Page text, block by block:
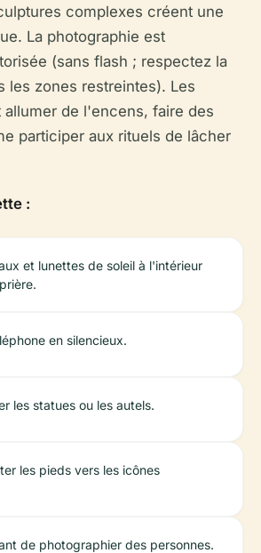
complexes créent une
La photographie est
(sans flash ; respectez la
les zones restreintes). Les
de l'encens, faire des
participer aux rituels de lâcher
:
et lunettes de soleil à l'intérieur
en silencieux.
les statues ou les autels.
les pieds vers les icônes
de photographier des personnes.